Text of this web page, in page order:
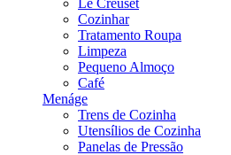
Le Creuset
Cozinhar
Tratamento Roupa
Limpeza
Pequeno Almoço
Café
Menáge
Trens de Cozinha
Utensílios de Cozinha
Panelas de Pressão